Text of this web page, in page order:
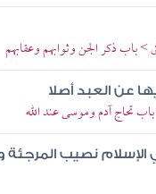
باب ذكر الجن وثوابهم وعقابهم
عن العبد أصلا
تحاج آدم وموسى عند الله
نصيب المرجئة